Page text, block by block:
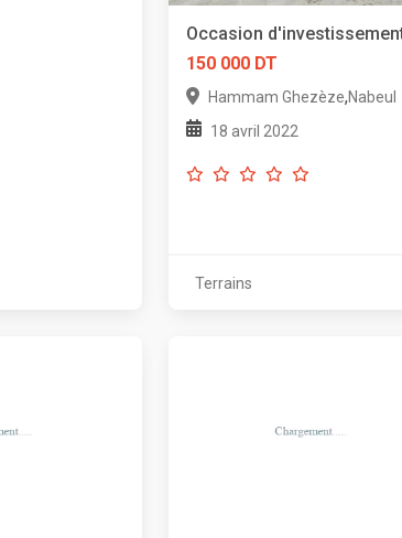
Occasion
150 000 DT
Hammam Ghezèze,Nabeul
18 avril 2022
Terrains